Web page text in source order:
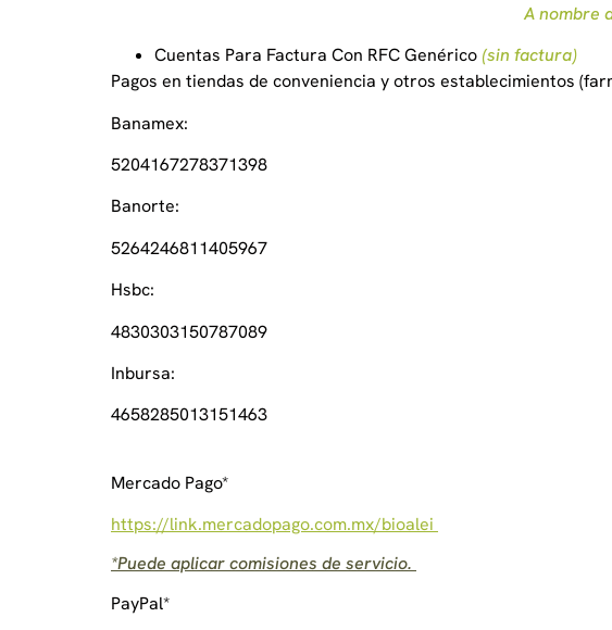
A nombre
Cuentas Para Factura Con RFC Genérico (sin factura)
Pagos en tiendas de conveniencia y otros establecimientos
Banamex:
5204167278371398
Banorte:
5264246811405967
Hsbc:
4830303150787089
Inbursa:
4658285013151463
Mercado Pago*
https://link.mercadopago.com.mx/bioalei
*Puede aplicar comisiones de servicio.
PayPal*